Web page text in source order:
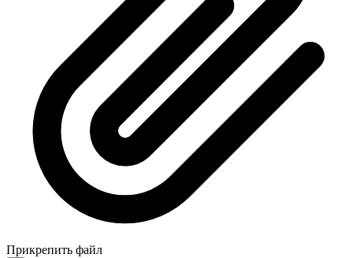
Прикрепить файл